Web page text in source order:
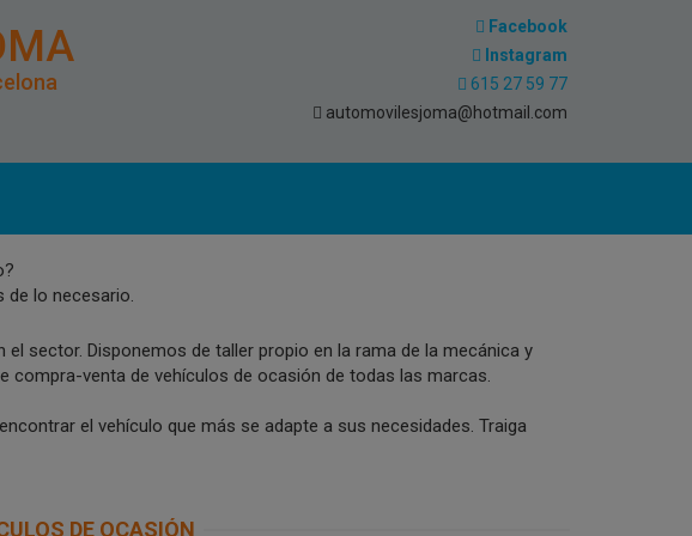
Facebook
Instagram
615 27 59 77
automovilesjoma@hotmail.com
de lo necesario.
sector. Disponemos de taller propio en la rama de la mecánica y
compra-venta de vehículos de ocasión de todas las marcas.
el vehículo que más se adapte a sus necesidades. Traiga
DE OCASIÓN
TD4 132kW
4x4 HSE Auto
120.000 Km
DIESEL
clean d TDI 190CV S
line ed
74.000 Km